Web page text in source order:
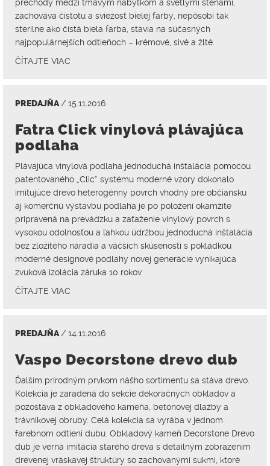
prechody medzi tmavým nábytkom a svetlými stenami,
zachováva čistotu a sviežosť bielej farby, nepôsobí tak
sterilne ako čistá biela farba, stavia na súčasných
najpopulárnejších odtieňoch – krémové, sivé a žlté.
ČÍTAJTE VIAC
PREDAJŇA/ 15.11.2016
Fatra Click vinylová plávajúca
podlaha
Plávajúca vinylová podlaha jednoduchá inštalácia pomocou
patentovaného „Clic“ systému moderné vzory dokonalo
imitujúce drevo heterogénny povrch vhodný pre občiansku
aj komerčnú výstavbu podlaha je po položení okamžite
pripravená na prevádzku a zaťaženie vinylový povrch s
vysokou odolnosťou a ľahkou údržbou jednoduchá inštalácia
bez zložitého náradia a väčších skúseností s pokládkou
moderné designové podlahy novej generácie vynikajúca
zvuková izolácia záruka 10 rokov
ČÍTAJTE VIAC
PREDAJŇA/ 14.11.2016
Vaspo Decorstone drevo dub
Ďalším prírodným prvkom nášho sortimentu sa stáva drevo.
Kolekcia je zaradená do sekcie dekoračných obkladov a
pozostáva z obkladového kameňa, betónovej dlažby a
trávnikovej obruby. Celá kolekcia sa vyrába v jednom
farebnom odtieni dubu. Obkladový kameň Decorstone Drevo
dub je verná imitácia starého dreva s detailným zobrazením
drevenej vráskavej štruktúry so zachovanými sukmi, ktoré